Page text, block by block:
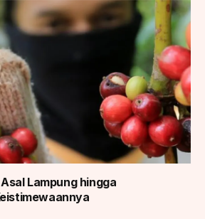
Lampung hingga